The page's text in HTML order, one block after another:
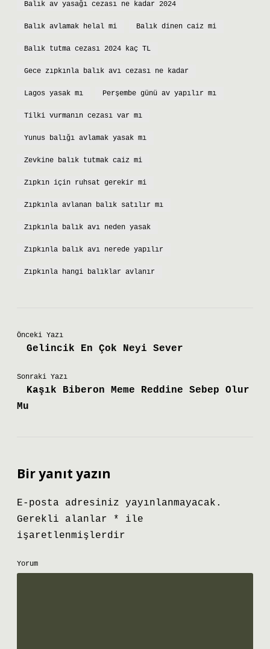
Balık av yasağı cezası ne kadar 2024
Balık avlamak helal mi Balık dinen caiz mi
Balık tutma cezası 2024 kaç TL
Gece zıpkınla balık avı cezası ne kadar
Lagos yasak mı Perşembe günü av yapılır mı
Tilki vurmanın cezası var mı
Yunus balığı avlamak yasak mı
Zevkine balık tutmak caiz mi
Zıpkın için ruhsat gerekir mi
Zıpkınla avlanan balık satılır mı
Zıpkınla balık avı neden yasak
Zıpkınla balık avı nerede yapılır
Zıpkınla hangi balıklar avlanır
Önceki Yazı
Gelincik En Çok Neyi Sever
Sonraki Yazı
Kaşık Biberon Meme Reddine Sebep Olur
Mu
Bir yanıt yazın
E-posta adresiniz yayınlanmayacak.
Gerekli alanlar
*
ile
işaretlenmişlerdir
Yorum